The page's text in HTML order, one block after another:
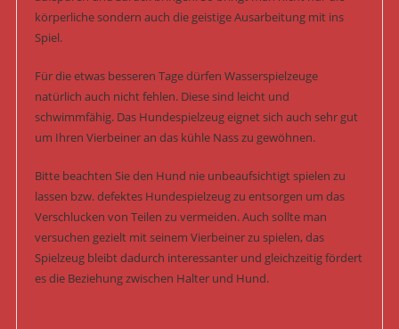
körperliche sondern auch die geistige Ausarbeitung mit ins
Spiel.
Für die etwas besseren Tage dürfen Wasserspielzeuge
natürlich auch nicht fehlen. Diese sind leicht und
schwimmfähig. Das Hundespielzeug eignet sich auch sehr gut
um Ihren Vierbeiner an das kühle Nass zu gewöhnen.
Bitte beachten Sie den Hund nie unbeaufsichtigt spielen zu
lassen bzw. defektes Hundespielzeug zu entsorgen um das
Verschlucken von Teilen zu vermeiden. Auch sollte man
versuchen gezielt mit seinem Vierbeiner zu spielen, das
Spielzeug bleibt dadurch interessanter und gleichzeitig fördert
es die Beziehung zwischen Halter und Hund.